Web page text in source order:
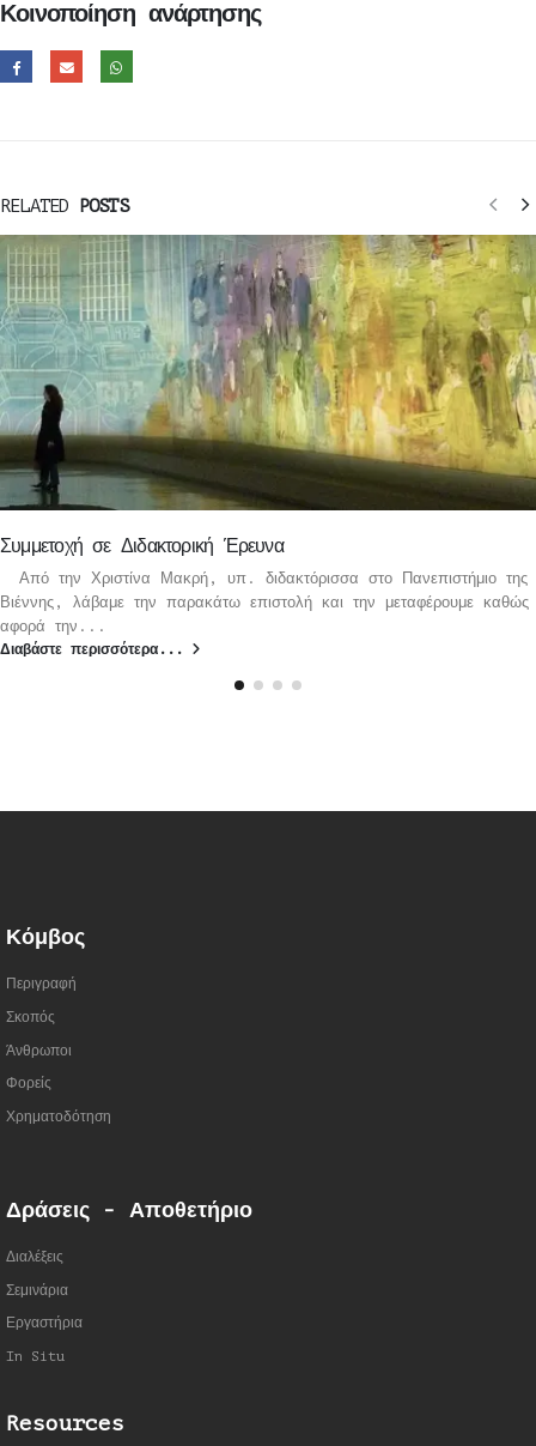
Κοινοποίηση ανάρτησης
RELATED POSTS
Συμμετοχή σε Διδακτορική Έρευνα
Από την Χριστίνα Μακρή, υπ. διδακτόρισσα στο Πανεπιστήμιο της
Βιέννης, λάβαμε την παρακάτω επιστολή και την μεταφέρουμε καθώς
αφορά την...
Διαβάστε περισσότερα...
Κόμβος
Περιγραφή
Σκοπός
Άνθρωποι
Φορείς
Χρηματοδότηση
Δράσεις - Αποθετήριο
Διαλέξεις
Σεμινάρια
Εργαστήρια
In Situ
Resources